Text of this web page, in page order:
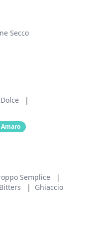
Secco
|
Amaro
Semplice
|
| Ghiaccio